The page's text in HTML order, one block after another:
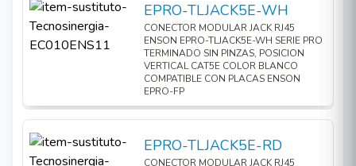
EPRO-TLJACK5E-WH
CONECTOR MODULAR JACK RJ45
ENSON EPRO-TLJACK5E-WH SERIE PRO
TERMINADO SIN PINZAS, POSICION
VERTICAL CAT5E COLOR BLANCO
COMPATIBLE CON PLACAS ENSON
EPRO-FP
EPRO-TLJACK5E-RD
CONECTOR MODULAR JACK RJ45